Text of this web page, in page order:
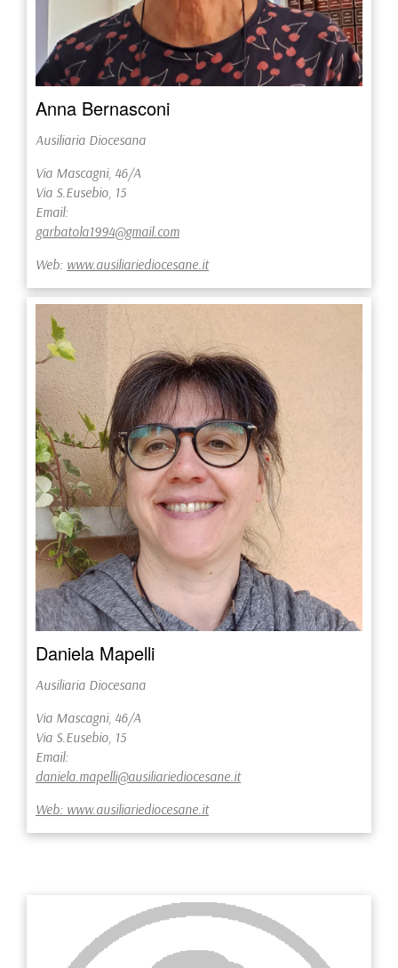
Anna Bernasconi
Ausiliaria Diocesana
Via Mascagni, 46/A
Via S.Eusebio, 15
Email:
garbatola1994@gmail.com
Web: www.ausiliariediocesane.it
Daniela Mapelli
Ausiliaria Diocesana
Via Mascagni, 46/A
Via S.Eusebio, 15
Email:
daniela.mapelli@ausiliariediocesane.it
Web: www.ausiliariediocesane.it